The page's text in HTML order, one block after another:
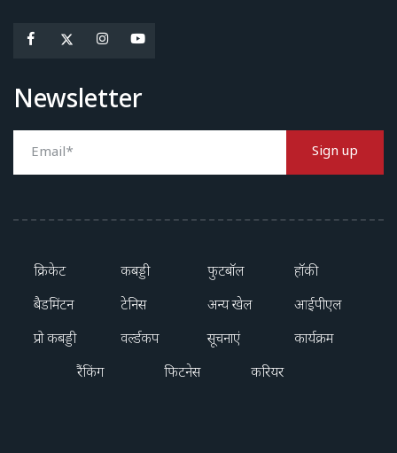
Newsletter
Sign up
क्रिकेट कबड्डी फुटबॉल
हॉकी
बैडमिंटन
टेनिस अन्य खेल
आईपीएल
प्रो कबड्डी
वर्ल्डकप सूचनाएं
कार्यक्रम
रैंकिंग
फिटनेस करियर